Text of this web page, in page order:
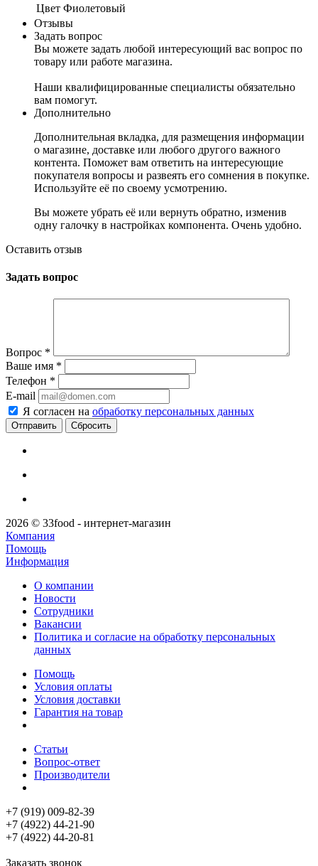
Цвет Фиолетовый
Отзывы
Задать вопрос
Вы можете задать любой интересующий вас вопрос по
товару или работе магазина.
Наши квалифицированные специалисты обязательно
вам помогут.
Дополнительно
Дополнительная вкладка, для размещения информации
о магазине, доставке или любого другого важного
контента. Поможет вам ответить на интересующие
покупателя вопросы и развеять его сомнения в покупке.
Используйте её по своему усмотрению.
Вы можете убрать её или вернуть обратно, изменив
одну галочку в настройках компонента. Очень удобно.
Оставить отзыв
Задать вопрос
Вопрос *
Ваше имя *
Телефон *
E-mail
Я согласен на обработку персональных данных
Сбросить
2026 © 33food - интернет-магазин
Компания
Помощь
Информация
О компании
Новости
Сотрудники
Вакансии
Политика и согласие на обработку персональных
данных
Помощь
Условия оплаты
Условия доставки
Гарантия на товар
Статьи
Вопрос-ответ
Производители
+7 (919) 009-82-39
+7 (4922) 44-21-90
+7 (4922) 44-20-81
Заказать звонок